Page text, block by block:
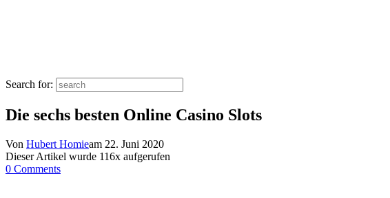
Search for:
Die sechs besten Online Casino Slots
Von Hubert Homieam 22. Juni 2020
Dieser Artikel wurde 116x aufgerufen
0 Comments